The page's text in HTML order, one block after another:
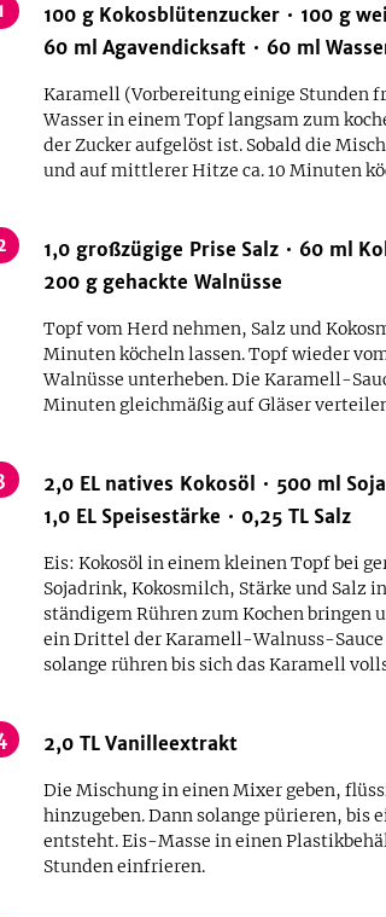
100 g Kokosblütenzucker 100 g
60 ml Agavendicksaft 60 ml
Karamell (Vorbereitung einige Stunden
Wasser in einem Topf langsam zum
der Zucker aufgelöst ist. Sobald die
und auf mittlerer Hitze ca. 10 Minuten
1,0 großzügige Prise Salz 60 ml
200 g gehackte Walnüsse
Topf vom Herd nehmen, Salz und
Minuten köcheln lassen. Topf wieder
Walnüsse unterheben. Die Karamell-
Minuten gleichmäßig auf Gläser
2,0 EL natives Kokosöl 500 ml
1,0 EL Speisestärke 0,25 TL Salz
Eis: Kokosöl in einem kleinen Topf bei
Sojadrink, Kokosmilch, Stärke und Salz
ständigem Rühren zum Kochen bringen
ein Drittel der Karamell-Walnuss-
solange rühren bis sich das Karamell
2,0 TL Vanilleextrakt
Die Mischung in einen Mixer geben,
hinzugeben. Dann solange pürieren, bis
entsteht. Eis-Masse in einen
Stunden einfrieren.